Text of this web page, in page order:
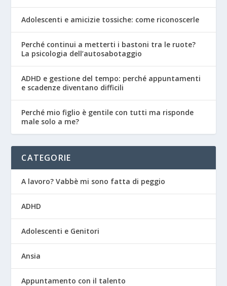
Adolescenti e amicizie tossiche: come riconoscerle
Perché continui a metterti i bastoni tra le ruote?
La psicologia dell’autosabotaggio
ADHD e gestione del tempo: perché appuntamenti
e scadenze diventano difficili
Perché mio figlio è gentile con tutti ma risponde
male solo a me?
CATEGORIE
A lavoro? Vabbè mi sono fatta di peggio
ADHD
Adolescenti e Genitori
Ansia
Appuntamento con il talento